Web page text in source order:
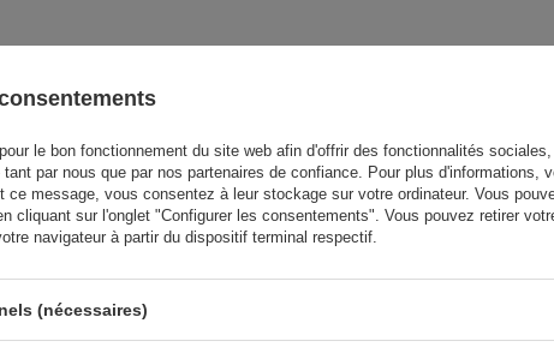
GW
GW
Poser
le bon fonctionnement du site web afin d'offrir des fonctionnalités
par nous que par nos partenaires de confiance. Pour plus d'informations,
ce message, vous consentez à leur stockage sur votre ordinateur. Vous
cliquant sur l'onglet "Configurer les consentements". Vous pouvez retirer
navigateur à partir du dispositif terminal respectif.
(nécessaires)